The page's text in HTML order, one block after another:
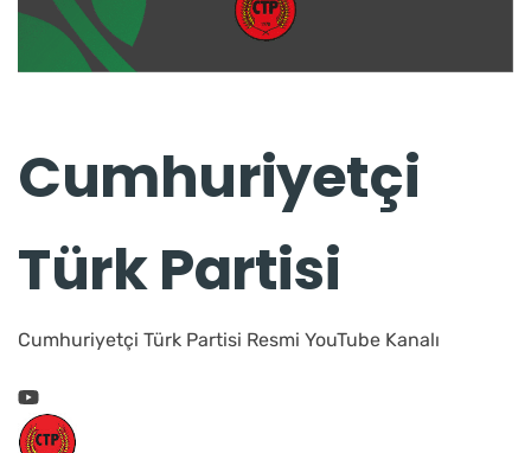
Cumhuriyetçi
Türk Partisi
Cumhuriyetçi Türk Partisi Resmi YouTube Kanalı